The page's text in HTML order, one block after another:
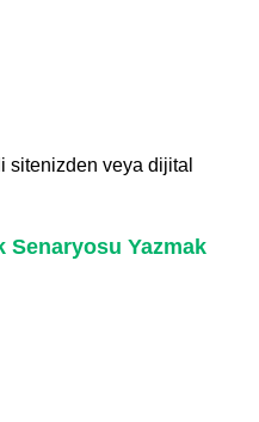
sitenizden veya dijital
Senaryosu Yazmak